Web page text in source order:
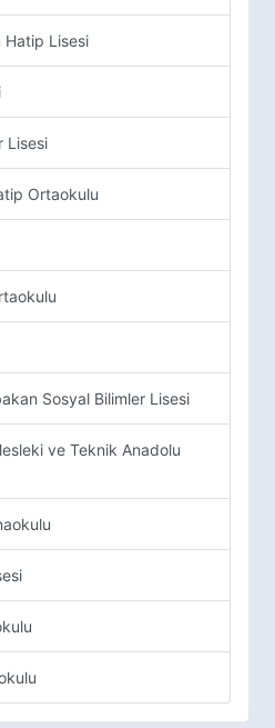
Hatip Lisesi
Lisesi
Ortaokulu
Sosyal Bilimler Lisesi
ve Teknik Anadolu